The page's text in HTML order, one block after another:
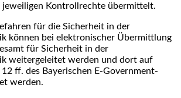
jeweiligen Kontrollrechte übermittelt.
für die Sicherheit in der
können bei elektronischer Übermittlung
für Sicherheit in der
weitergeleitet werden und dort auf
ff. des Bayerischen E-Government-
werden.